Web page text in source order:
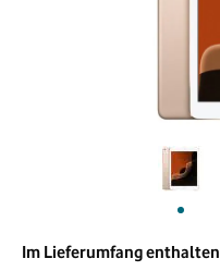
Im Lieferumfang enthalten